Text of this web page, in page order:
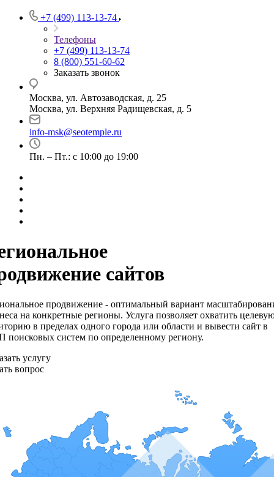
+7 (499) 113-13-74
Телефоны
+7 (499) 113-13-74
8 (800) 551-60-62
Заказать звонок
Москва, ул. Автозаводская, д. 25
Москва, ул. Верхняя Радищевская, д. 5
info-msk@seotemple.ru
Пн. – Пт.: с 10:00 до 19:00
сайтов
продвижение - оптимальный вариант
на конкретные регионы. Услуга позволяет охватить
в пределах одного города или области и вывести сайт в
поисковых систем по определенному региону.
услугу
вопрос